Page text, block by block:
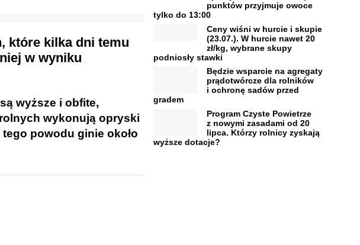
które kilka dni temu
w wyniku
wyższe i obfite,
wykonują opryski
powodu ginie około
punktów przyjmuje owoce
tylko do 13:00
Ceny wiśni w hurcie i skupie
(23.07.). W hurcie nawet 20
zł/kg, wybrane skupy
podniosły stawki
Będzie wsparcie na agregaty
prądotwórcze dla rolników
i ochronę sadów przed
gradem
Program Czyste Powietrze
z nowymi zasadami od 20
lipca. Którzy rolnicy zyskają
wyższe dotacje?